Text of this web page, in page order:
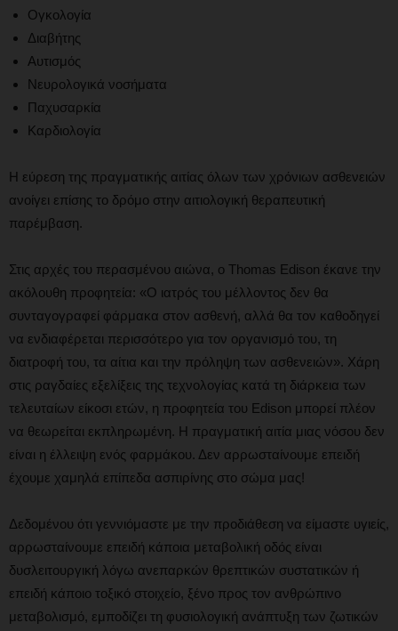
Ογκολογία
Διαβήτης
Αυτισμός
Νευρολογικά νοσήματα
Παχυσαρκία
Καρδιολογία
Η εύρεση της πραγματικής αιτίας όλων των χρόνιων ασθενειών
ανοίγει επίσης το δρόμο στην αιτιολογική θεραπευτική
παρέμβαση.
Στις αρχές του περασμένου αιώνα, ο Thomas Edison έκανε την
ακόλουθη προφητεία: «Ο ιατρός του μέλλοντος δεν θα
συνταγογραφεί φάρμακα στον ασθενή, αλλά θα τον καθοδηγεί
να ενδιαφέρεται περισσότερο για τον οργανισμό του, τη
διατροφή του, τα αίτια και την πρόληψη των ασθενειών». Χάρη
στις ραγδαίες εξελίξεις της τεχνολογίας κατά τη διάρκεια των
τελευταίων είκοσι ετών, η προφητεία του Edison μπορεί πλέον
να θεωρείται εκπληρωμένη. Η πραγματική αιτία μιας νόσου δεν
είναι η έλλειψη ενός φαρμάκου. Δεν αρρωσταίνουμε επειδή
έχουμε χαμηλά επίπεδα ασπιρίνης στο σώμα μας!
Δεδομένου ότι γεννιόμαστε με την προδιάθεση να είμαστε υγιείς,
αρρωσταίνουμε επειδή κάποια μεταβολική οδός είναι
δυσλειτουργική λόγω ανεπαρκών θρεπτικών συστατικών ή
επειδή κάποιο τοξικό στοιχείο, ξένο προς τον ανθρώπινο
μεταβολισμό, εμποδίζει τη φυσιολογική ανάπτυξη των ζωτικών